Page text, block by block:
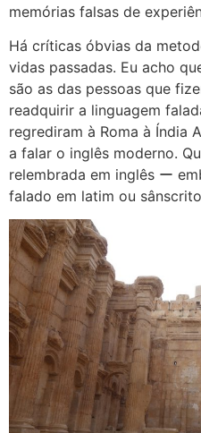
memórias falsas de
Há críticas óbvias da
vidas passadas. Eu acho
são as das pessoas que
readquirir a linguagem
regrediram à Roma à Índia
a falar o inglês moderno.
relembrada em inglês ー
falado em latim ou